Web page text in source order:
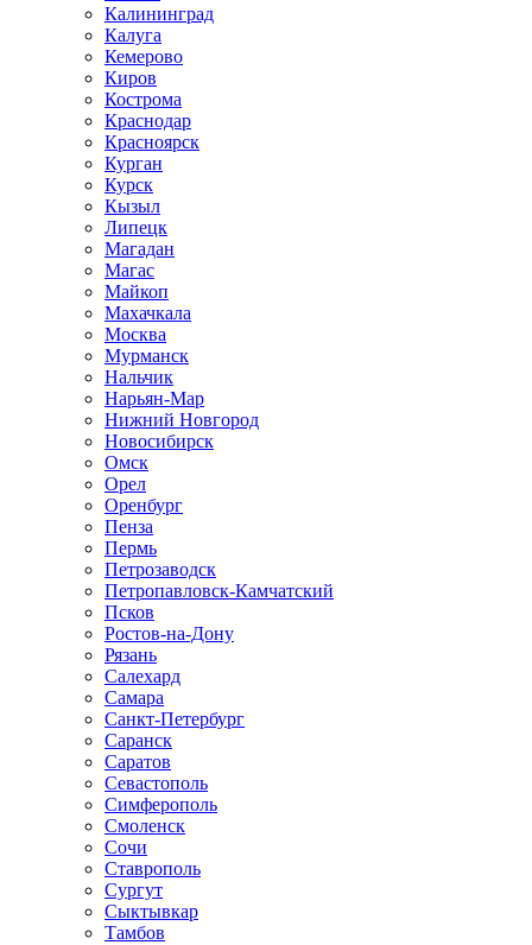
Калининград
Калуга
Кемерово
Киров
Кострома
Краснодар
Красноярск
Курган
Курск
Кызыл
Липецк
Магадан
Магас
Майкоп
Махачкала
Москва
Мурманск
Нальчик
Нарьян-Мар
Нижний Новгород
Новосибирск
Омск
Орел
Оренбург
Пенза
Пермь
Петрозаводск
Петропавловск-Камчатский
Псков
Ростов-на-Дону
Рязань
Салехард
Самара
Санкт-Петербург
Саранск
Саратов
Севастополь
Симферополь
Смоленск
Сочи
Ставрополь
Сургут
Сыктывкар
Тамбов